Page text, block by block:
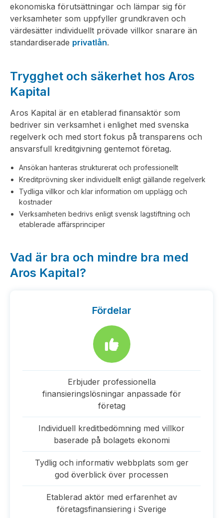
ekonomiska förutsättningar och lämpar sig för
verksamheter som uppfyller grundkraven och
värdesätter individuellt prövade villkor snarare än
standardiserade privatlån.
Trygghet och säkerhet hos Aros
Kapital
Aros Kapital är en etablerad finansaktör som
bedriver sin verksamhet i enlighet med svenska
regelverk och med stort fokus på transparens och
ansvarsfull kreditgivning gentemot företag.
Ansökan hanteras strukturerat och professionellt
Kreditprövning sker individuellt enligt gällande regelverk
Tydliga villkor och klar information om upplägg och
kostnader
Verksamheten bedrivs enligt svensk lagstiftning och
etablerade affärsprinciper
Vad är bra och mindre bra med
Aros Kapital?
Fördelar
Erbjuder professionella
finansieringslösningar anpassade för
företag
Individuell kreditbedömning med villkor
baserade på bolagets ekonomi
Tydlig och informativ webbplats som ger
god överblick över processen
Etablerad aktör med erfarenhet av
företagsfinansiering i Sverige